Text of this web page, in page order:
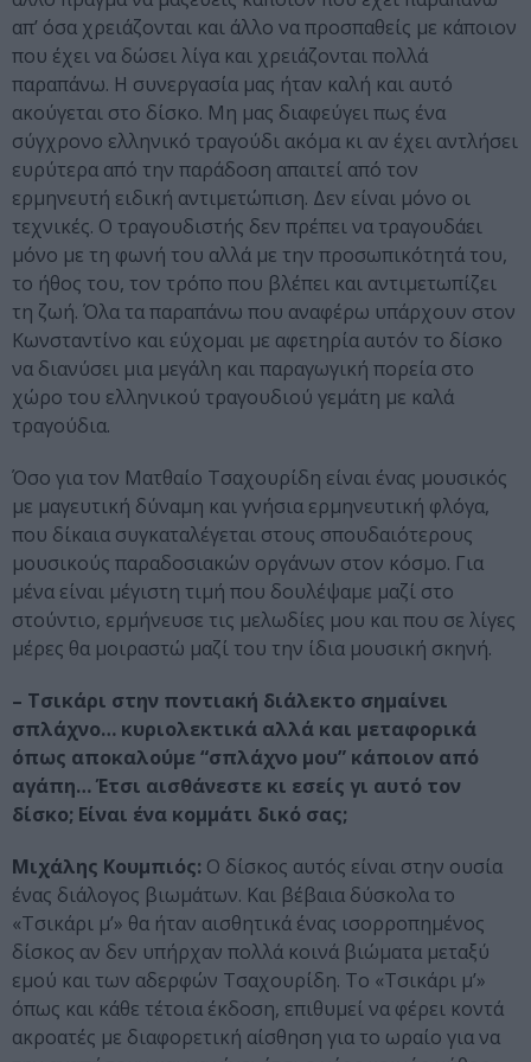
απ’ όσα χρειάζονται και άλλο να προσπαθείς με κάποιον
που έχει να δώσει λίγα και χρειάζονται πολλά
παραπάνω. Η συνεργασία μας ήταν καλή και αυτό
ακούγεται στο δίσκο. Μη μας διαφεύγει πως ένα
σύγχρονο ελληνικό τραγούδι ακόμα κι αν έχει αντλήσει
ευρύτερα από την παράδοση απαιτεί από τον
ερμηνευτή ειδική αντιμετώπιση. Δεν είναι μόνο οι
τεχνικές. Ο τραγουδιστής δεν πρέπει να τραγουδάει
μόνο με τη φωνή του αλλά με την προσωπικότητά του,
το ήθος του, τον τρόπο που βλέπει και αντιμετωπίζει
τη ζωή. Όλα τα παραπάνω που αναφέρω υπάρχουν στον
Κωνσταντίνο και εύχομαι με αφετηρία αυτόν το δίσκο
να διανύσει μια μεγάλη και παραγωγική πορεία στο
χώρο του ελληνικού τραγουδιού γεμάτη με καλά
τραγούδια.
Όσο για τον Ματθαίο Τσαχουρίδη είναι ένας μουσικός
με μαγευτική δύναμη και γνήσια ερμηνευτική φλόγα,
που δίκαια συγκαταλέγεται στους σπουδαιότερους
μουσικούς παραδοσιακών οργάνων στον κόσμο. Για
μένα είναι μέγιστη τιμή που δουλέψαμε μαζί στο
στούντιο, ερμήνευσε τις μελωδίες μου και που σε λίγες
μέρες θα μοιραστώ μαζί του την ίδια μουσική σκηνή.
– Τσικάρι στην ποντιακή διάλεκτο σημαίνει
σπλάχνο… κυριολεκτικά αλλά και μεταφορικά
όπως αποκαλούμε “σπλάχνο μου” κάποιον από
αγάπη… Έτσι αισθάνεστε κι εσείς γι αυτό τον
δίσκο; Είναι ένα κομμάτι δικό σας;
Μιχάλης Κουμπιός: Ο δίσκος αυτός είναι στην ουσία
ένας διάλογος βιωμάτων. Και βέβαια δύσκολα το
«Τσικάρι μ’» θα ήταν αισθητικά ένας ισορροπημένος
δίσκος αν δεν υπήρχαν πολλά κοινά βιώματα μεταξύ
εμού και των αδερφών Τσαχουρίδη. Το «Τσικάρι μ’»
όπως και κάθε τέτοια έκδοση, επιθυμεί να φέρει κοντά
ακροατές με διαφορετική αίσθηση για το ωραίο για να